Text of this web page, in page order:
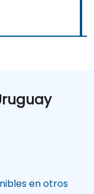
en otros